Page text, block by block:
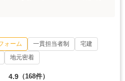
ォーム 一貫担当者制
宅建
地元密着
4.9 （168件）